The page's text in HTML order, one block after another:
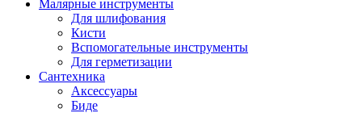
Малярные инструменты
Для шлифования
Кисти
Вспомогательные инструменты
Для герметизации
Сантехника
Аксессуары
Биде